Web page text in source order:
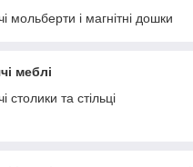
мольберти і магнітні дошки
меблі
столики та стільці